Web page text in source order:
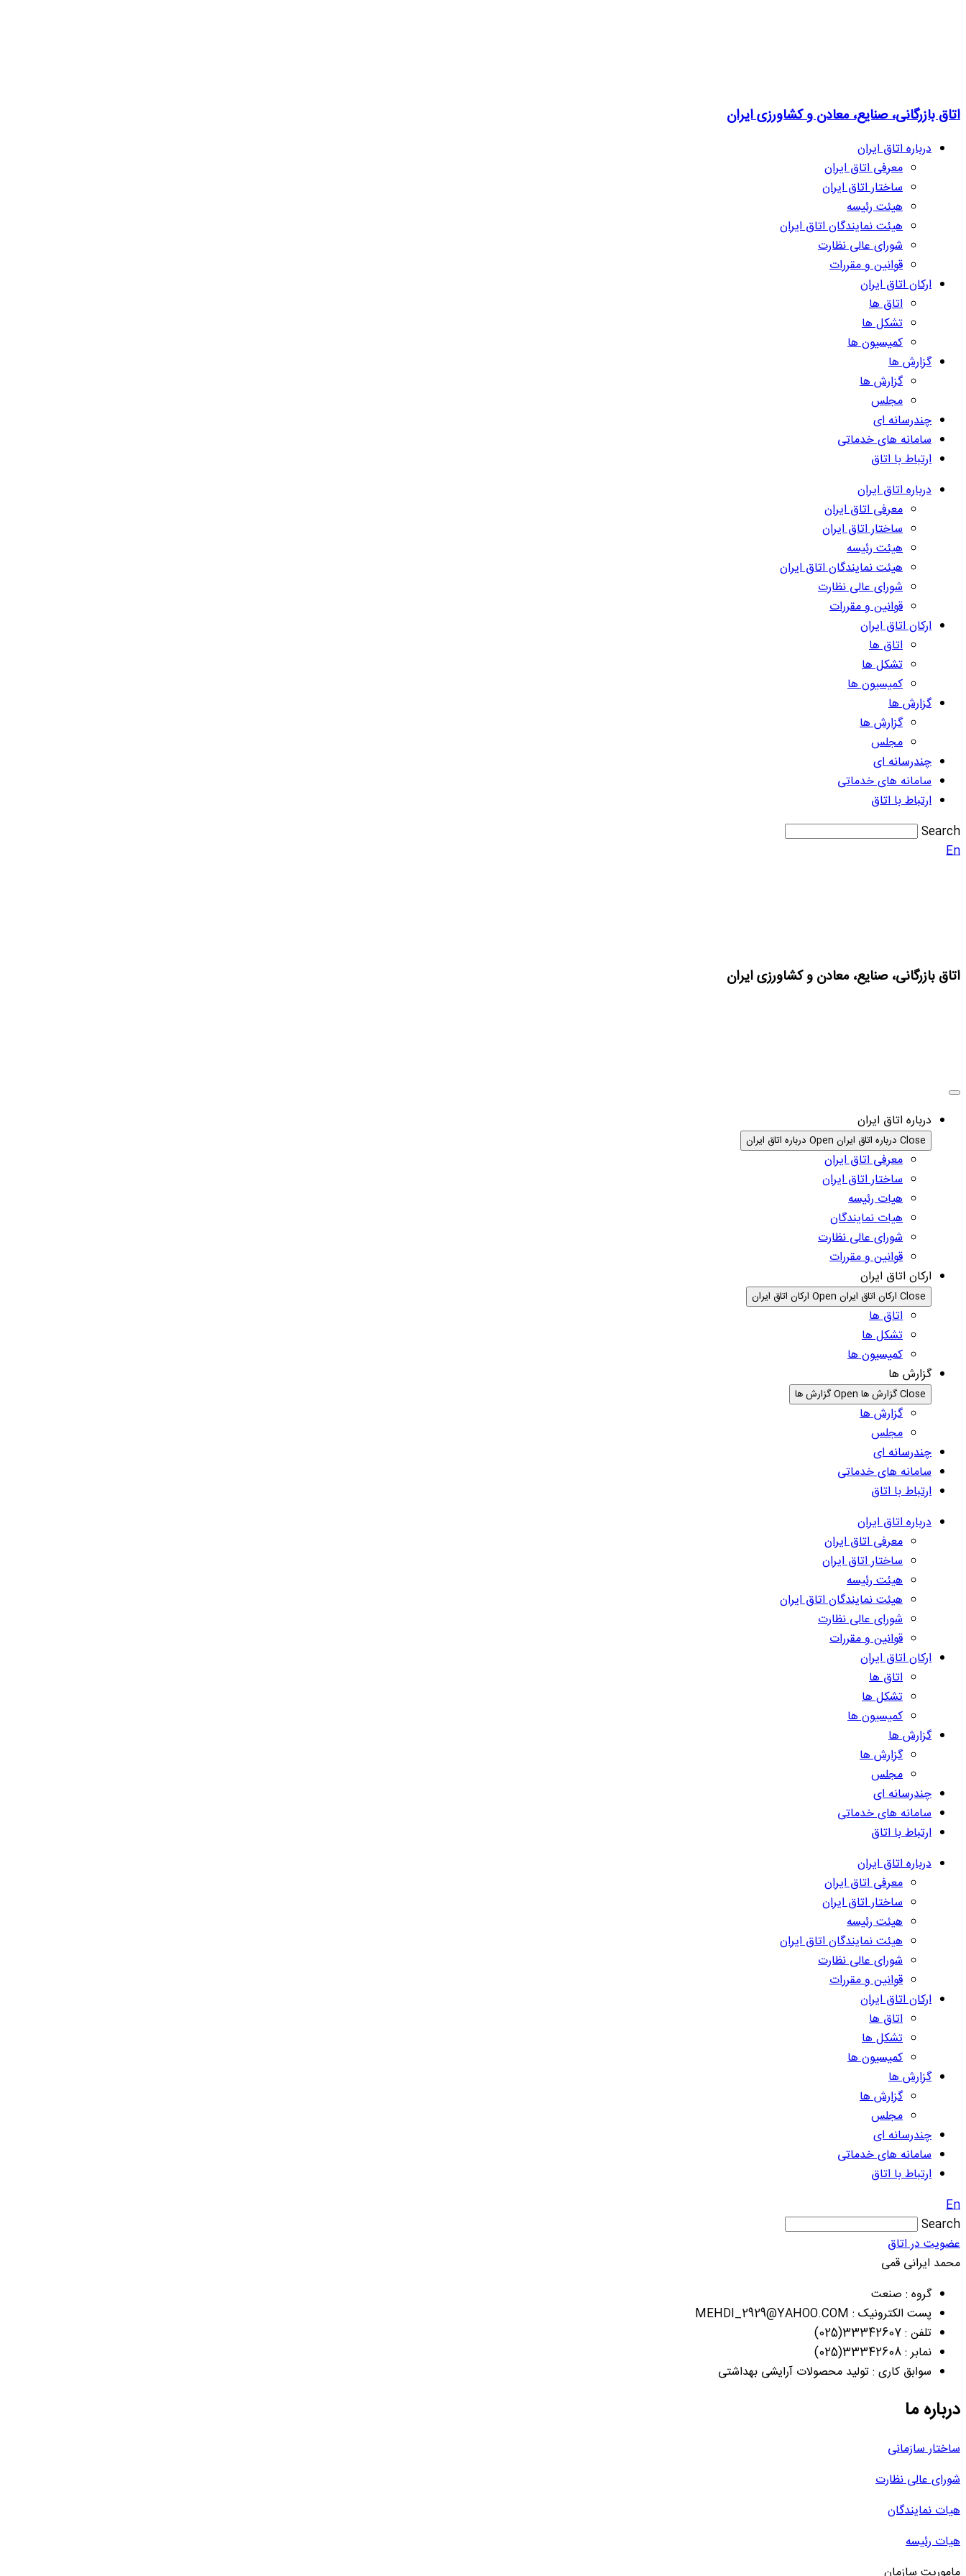
اتاق بازرگانی، صنایع، معادن و کشاورزی ایران
درباره اتاق ایران
معرفی اتاق ایران
ساختار اتاق ایران
هیئت رئیسه
هیئت نمایندگان اتاق ایران
شورای عالی نظارت
قوانین و مقررات
ارکان اتاق ایران
اتاق ها
تشکل ها
کمیسیون ها
گزارش ها
گزارش ها
مجلس
چندرسانه ای
سامانه های خدماتی
ارتباط با اتاق
درباره اتاق ایران
معرفی اتاق ایران
ساختار اتاق ایران
هیئت رئیسه
هیئت نمایندگان اتاق ایران
شورای عالی نظارت
قوانین و مقررات
ارکان اتاق ایران
اتاق ها
تشکل ها
کمیسیون ها
گزارش ها
گزارش ها
مجلس
چندرسانه ای
سامانه های خدماتی
ارتباط با اتاق
Search
En
اتاق بازرگانی، صنایع، معادن و کشاورزی ایران
درباره اتاق ایران
Close درباره اتاق ایران Open درباره اتاق ایران
معرفی اتاق ایران
ساختار اتاق ایران
هیات رئیسه
هیات نمایندگان
شورای عالی نظارت
قوانین و مقررات
ارکان اتاق ایران
Close ارکان اتاق ایران Open ارکان اتاق ایران
اتاق ها
تشکل ها
کمیسیون ها
گزارش ها
Close گزارش ها Open گزارش ها
گزارش ها
مجلس
چندرسانه ای
سامانه های خدماتی
ارتباط با اتاق
درباره اتاق ایران
معرفی اتاق ایران
ساختار اتاق ایران
هیئت رئیسه
هیئت نمایندگان اتاق ایران
شورای عالی نظارت
قوانین و مقررات
ارکان اتاق ایران
اتاق ها
تشکل ها
کمیسیون ها
گزارش ها
گزارش ها
مجلس
چندرسانه ای
سامانه های خدماتی
ارتباط با اتاق
درباره اتاق ایران
معرفی اتاق ایران
ساختار اتاق ایران
هیئت رئیسه
هیئت نمایندگان اتاق ایران
شورای عالی نظارت
قوانین و مقررات
ارکان اتاق ایران
اتاق ها
تشکل ها
کمیسیون ها
گزارش ها
گزارش ها
مجلس
چندرسانه ای
سامانه های خدماتی
ارتباط با اتاق
En
Search
عضویت در اتاق
محمد ایرانی قمی
گروه : صنعت
پست الکترونیک : MEHDI_2929@YAHOO.COM
تلفن : 33342607(025)
نمابر : 33342608(025)
سوابق کاری : تولید محصولات آرایشی بهداشتی
درباره ما
ساختار سازمانی
شورای عالی نظارت
هیات نمایندگان
هیات رئیسه